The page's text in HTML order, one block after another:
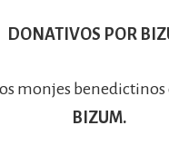
DONATIVOS POR
monjes
BIZUM.